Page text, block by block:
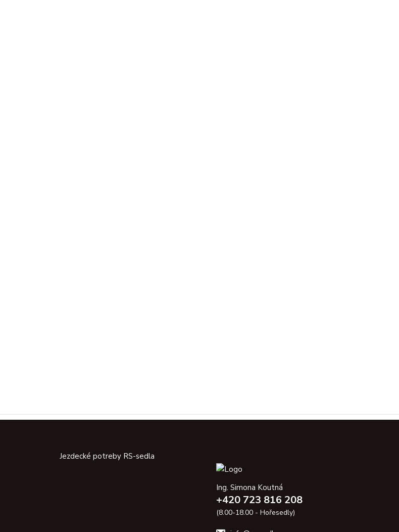
Jezdecké potreby RS-sedla
Ing. Simona Koutná
+420 723 816 208
(8.00-18.00 - Hořesedly)